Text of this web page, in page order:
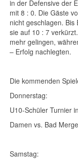
in der Defensive der
mit 8 : 0. Die Gäste
nicht geschlagen.
sie auf 10 : 7
mehr gelingen,
– Erfolg nachlegten.
Die kommenden
Donnerstag:
U10-Schüler Turnier
Damen vs. Bad
Samstag: